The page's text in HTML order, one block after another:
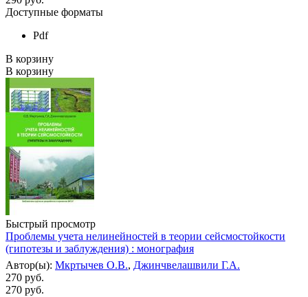
Доступные форматы
Pdf
В корзину
В корзину
Быстрый просмотр
Проблемы учета нелинейностей в теории сейсмостойкости
(гипотезы и заблуждения) : монография
Автор(ы): Мкртычев О.В., Джинчвелашвили Г.А.
270 руб.
270 руб.